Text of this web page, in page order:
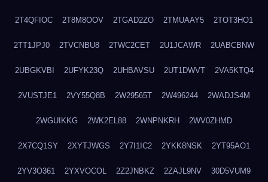
2T4QFIOC 2T8M8OOV 2TGAD2ZO 2TMUAAY5 2TOT3HO1
2TT1JPJ0 2TVCNBU8 2TWC2CET 2U1JCAWR 2UABCBNW
2UBGKVBI 2UFYK23Q 2UHBAVSU 2UT1DWVT 2VA5KTQ4
2VUSTJE1 2VY55Q8B 2W29565T 2W496244 2WADJS4M
2WGUIKKG 2WK2EL88 2WNPNKRH 2WV0ZHMD
2X7CQ1SY 2XYTJWGS 2Y7I1IC2 2YKK8NSK 2YT95AO1
2YV3O361 2YXVOCOL 2Z2JNBKZ 2ZAJL9NV 30D5VUM9